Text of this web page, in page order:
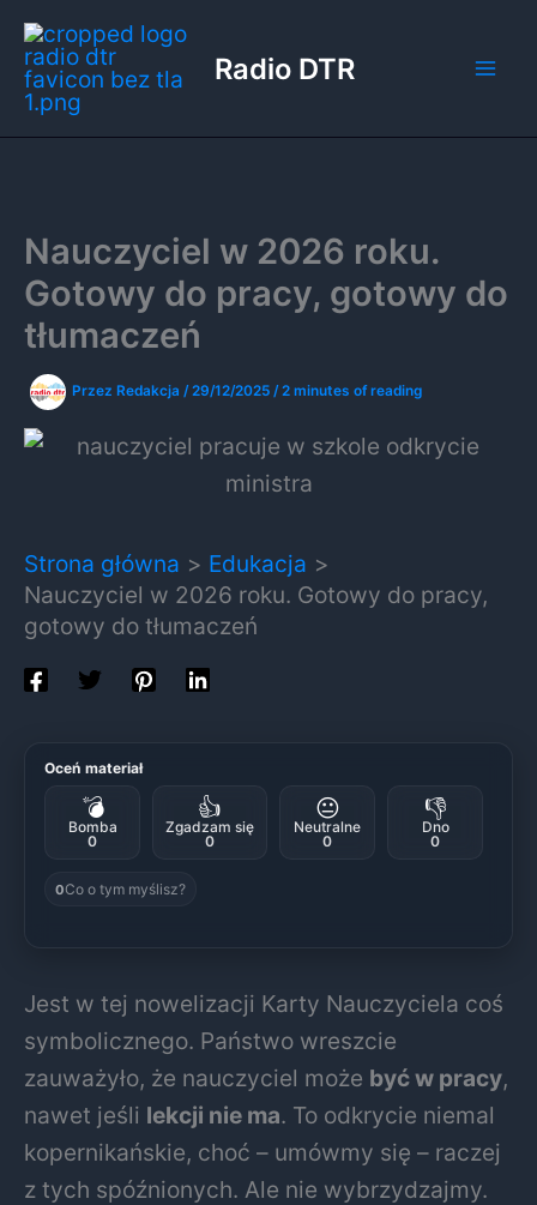
Przejdź
do
treści
Radio DTR
Nauczyciel w 2026 roku.
Gotowy do pracy, gotowy do
tłumaczeń
Przez Redakcja /29/12/2025 /2 minutes of reading
Strona główna
Edukacja
Nauczyciel w 2026 roku. Gotowy do pracy,
gotowy do tłumaczeń
Oceń materiał
💣
Bomba
0
👍
Zgadzam się
0
😐
Neutralne
0
👎
Dno
0
0Co o tym myślisz?
Jest w tej nowelizacji Karty Nauczyciela coś
symbolicznego. Państwo wreszcie
zauważyło, że nauczyciel może być w pracy,
nawet jeśli lekcji nie ma. To odkrycie niemal
kopernikańskie, choć – umówmy się – raczej
z tych spóźnionych. Ale nie wybrzydzajmy.